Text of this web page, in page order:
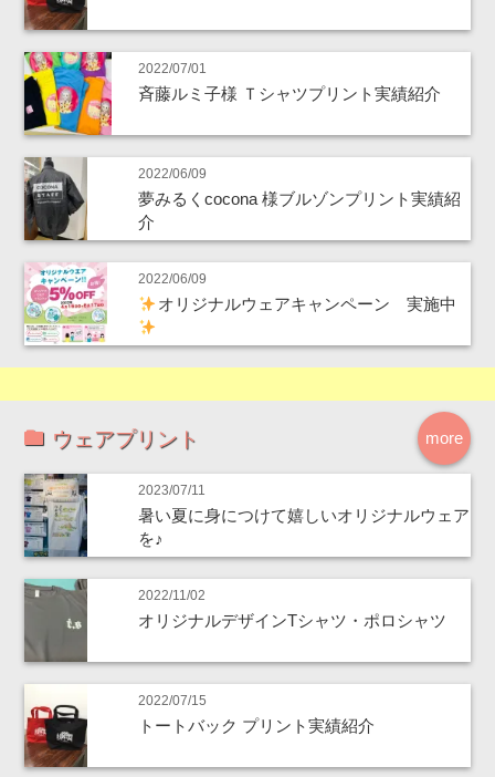
2022/07/01
斉藤ルミ子様 Ｔシャツプリント実績紹介
2022/06/09
夢みるくcocona 様ブルゾンプリント実績紹
介
2022/06/09
オリジナルウェアキャンペーン 実施中
more
ウェアプリント
2023/07/11
暑い夏に身につけて嬉しいオリジナルウェア
を♪
2022/11/02
オリジナルデザインTシャツ・ポロシャツ
2022/07/15
トートバック プリント実績紹介